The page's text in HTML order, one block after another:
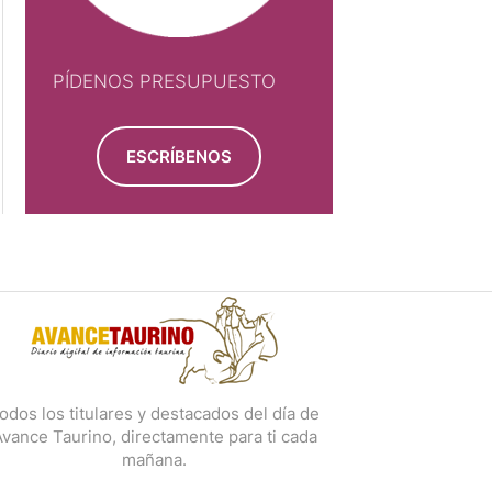
PÍDENOS PRESUPUESTO
ESCRÍBENOS
los titulares y destacados del día de
Taurino, directamente para ti cada
mañana.